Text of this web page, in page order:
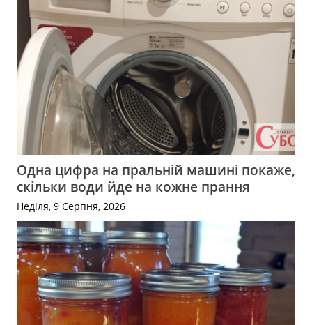
Одна цифра на пральній машині покаже,
скільки води йде на кожне прання
Неділя, 9 Серпня, 2026